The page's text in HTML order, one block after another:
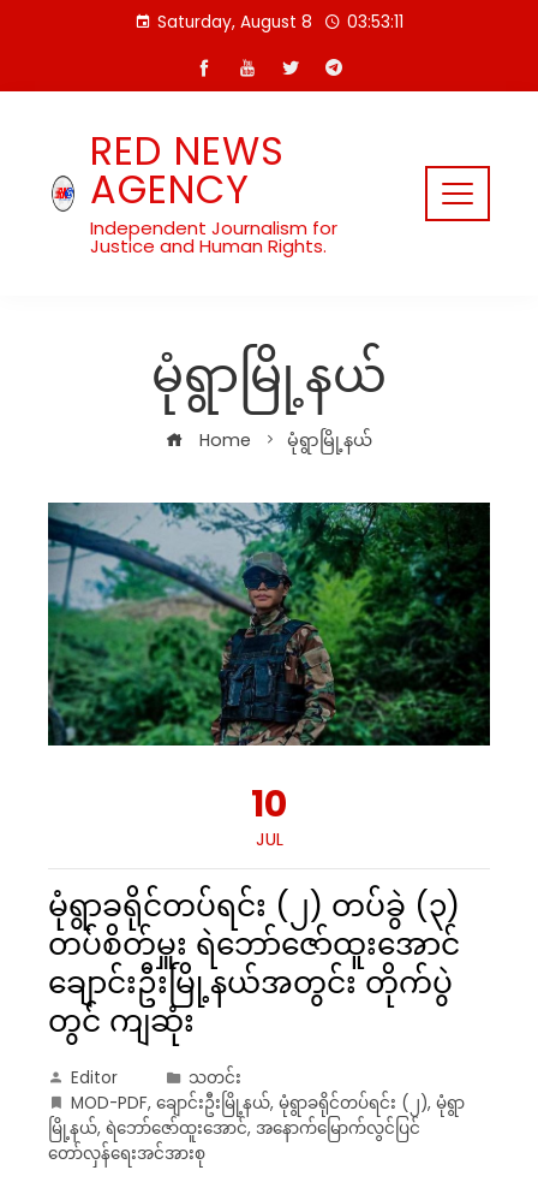
Saturday, August 8 03:53:12
RED NEWS
AGENCY
Independent Journalism for
Justice and Human Rights.
မုံရွာမြို့နယ်
Home မုံရွာမြို့နယ်
10
JUL
မုံရွာခရိုင်တပ်ရင်း (၂) တပ်ခွဲ (၃)
တပ်စိတ်မှူး ရဲဘော်ဇော်ထူးအောင်
ချောင်းဦးမြို့နယ်အတွင်း တိုက်ပွဲ
တွင် ကျဆုံး
Editor
သတင်း
MOD-PDF, ချောင်းဦးမြို့နယ်, မုံရွာခရိုင်တပ်ရင်း (၂), မုံရွာ
မြို့နယ်, ရဲဘော်ဇော်ထူးအောင်, အနောက်မြောက်လွင်ပြင်
တော်လှန်ရေးအင်အားစု